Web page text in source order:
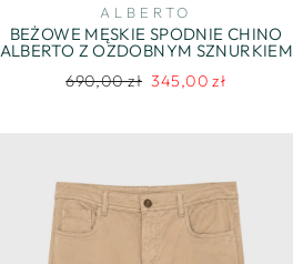
ALBERTO
BEŻOWE MĘSKIE SPODNIE CHINO
ALBERTO Z OZDOBNYM SZNURKIEM
Regularna
690,00 zł Cena
345,00 zł